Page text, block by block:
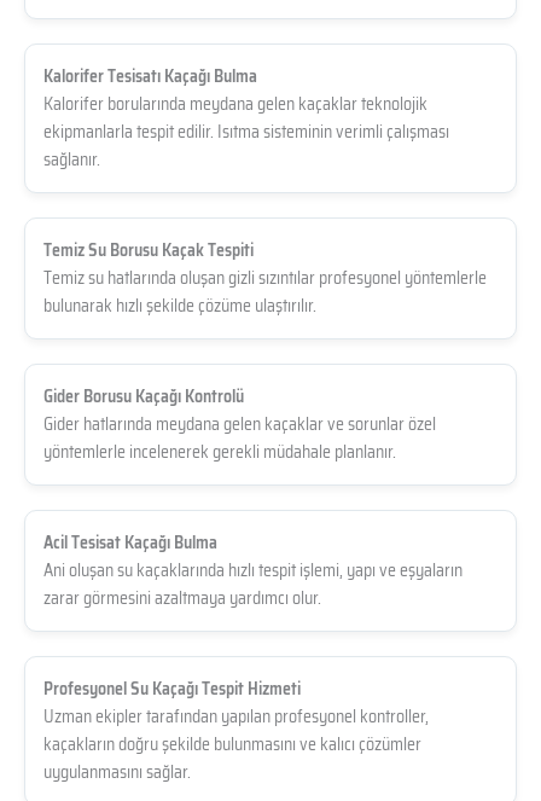
Kalorifer Tesisatı Kaçağı Bulma
Kalorifer borularında meydana gelen kaçaklar teknolojik
ekipmanlarla tespit edilir. Isıtma sisteminin verimli çalışması
sağlanır.
Temiz Su Borusu Kaçak Tespiti
Temiz su hatlarında oluşan gizli sızıntılar profesyonel yöntemlerle
bulunarak hızlı şekilde çözüme ulaştırılır.
Gider Borusu Kaçağı Kontrolü
Gider hatlarında meydana gelen kaçaklar ve sorunlar özel
yöntemlerle incelenerek gerekli müdahale planlanır.
Acil Tesisat Kaçağı Bulma
Ani oluşan su kaçaklarında hızlı tespit işlemi, yapı ve eşyaların
zarar görmesini azaltmaya yardımcı olur.
Profesyonel Su Kaçağı Tespit Hizmeti
Uzman ekipler tarafından yapılan profesyonel kontroller,
kaçakların doğru şekilde bulunmasını ve kalıcı çözümler
uygulanmasını sağlar.